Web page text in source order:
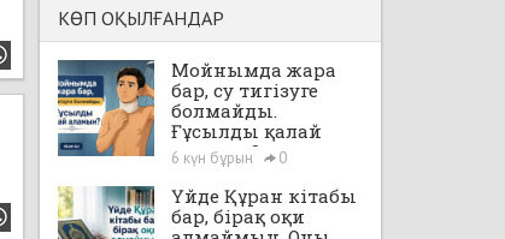
КӨП ОҚЫЛҒАНДАР
Мойнымда жара
бар, су тигізуге
болмайды.
Ғұсылды қалай
аламын?
6 күн бұрын 0
Үйде Құран кітабы
бар, бірақ оқи